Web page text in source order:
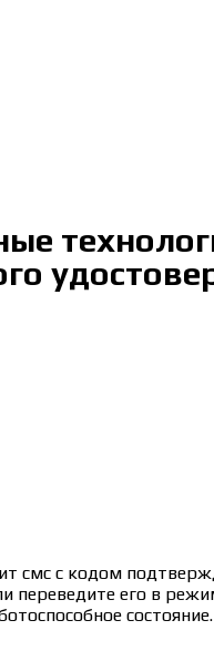
смс с кодом
переведите его в
состояние.